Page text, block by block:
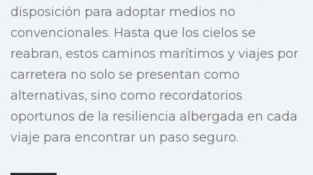
disposición para adoptar medios no
convencionales. Hasta que los cielos se
reabran, estos caminos marítimos y viajes por
carretera no solo se presentan como
alternativas, sino como recordatorios
oportunos de la resiliencia albergada en cada
viaje para encontrar un paso seguro.